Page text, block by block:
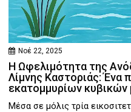
Νοέ 22, 2025
Η Ωφελιμότητα της
Λίμνης Καστοριάς: Ένα
εκατομμυρίων
Μέσα σε μόλις τρία